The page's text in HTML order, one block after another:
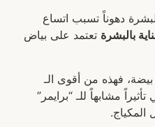
دهوناً تسبب اتساع
بالبشرة تعتمد على بياض
فهذه من أقوى الـ
مشابهاً للـ “برايمر”